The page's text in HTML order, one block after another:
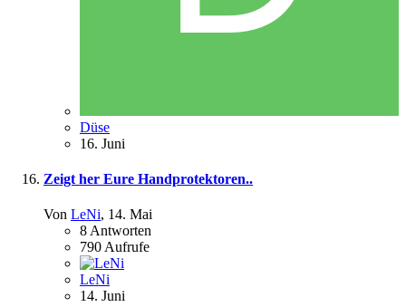
Düse
16. Juni
Zeigt her Eure Handprotektoren..
Von LeNi, 14. Mai
8 Antworten
790 Aufrufe
LeNi
14. Juni